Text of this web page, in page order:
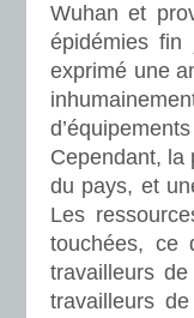
Wuhan et
épidémies
exprimé une
Cependant, la
du pays, et
Les
touchées, ce
travailleurs
travailleurs